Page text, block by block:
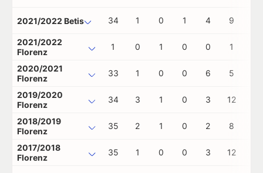
2021/2022 Betis 34 1 0 1 4 9
2021/2022
Florenz
1 0 1 0 0 1
2020/2021
Florenz
33 1 0 0 6 5
2019/2020
Florenz
34 3 1 0 3 12
2018/2019
Florenz
35 2 1 0 2 8
2017/2018
Florenz
35 1 0 0 3 12